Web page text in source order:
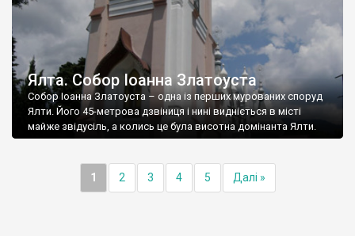
Ялта. Собор Іоанна Златоуста
Собор Іоанна Златоуста – одна із перших мурованих споруд
Ялти. Його 45-метрова дзвіниця і нині видніється в місті
майже звідусіль, а колись це була висотна домінанта Ялти.
1 2 3 4 5 Далі »